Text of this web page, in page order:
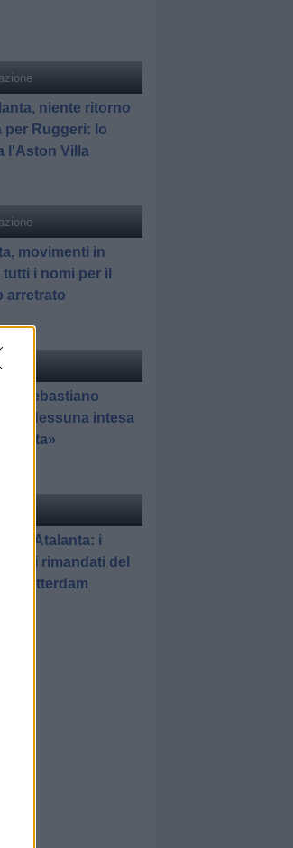
niente ritorno
per Ruggeri: lo
l'Aston Villa
movimenti in
i nomi per il
arretrato
«Sebastiano
Nessuna intesa
Atalanta: i
e i rimandati del
di Rotterdam